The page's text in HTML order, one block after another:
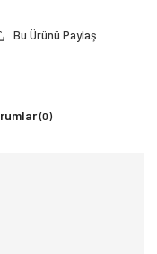
Bu Ürünü Paylaş
(0)